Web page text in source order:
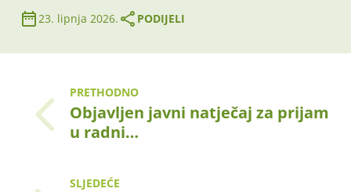
23. lipnja 2026. PODIJELI
PRETHODNO
Objavljen javni natječaj za prijam
u radni…
SLJEDEĆE